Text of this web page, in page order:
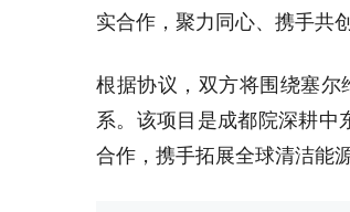
实合作，聚力同心、携手共
根据协议，双方将围绕塞
系。该项目是成都院深耕中
合作，携手拓展全球清洁能源